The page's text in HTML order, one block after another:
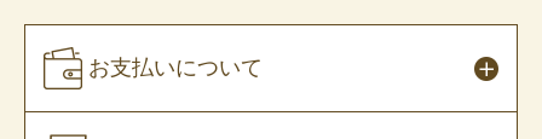
お支払いについて